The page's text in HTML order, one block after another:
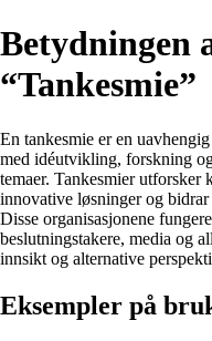
Betydningen
“Tankesmie”
En tankesmie er en
med idéutvikling, forskning
temaer. Tankesmier utforsker
innovative løsninger og
Disse organisasjonene
beslutningstakere, media og
innsikt og alternative
Eksempler på